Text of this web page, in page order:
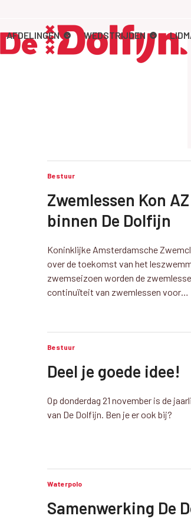
content
AFDELINGEN WEDSTRIJDEN
Bestuur
Zwemlessen Kon
binnen De Dolfijn
Koninklijke Amsterdamsche
over de toekomst van het
zwemseizoen worden de
continuïteit van zwemlessen voor…
Bestuur
Deel je goede idee!
Op donderdag 21 november is de
van De Dolfijn. Ben je er ook bij?
Waterpolo
Samenwerking De